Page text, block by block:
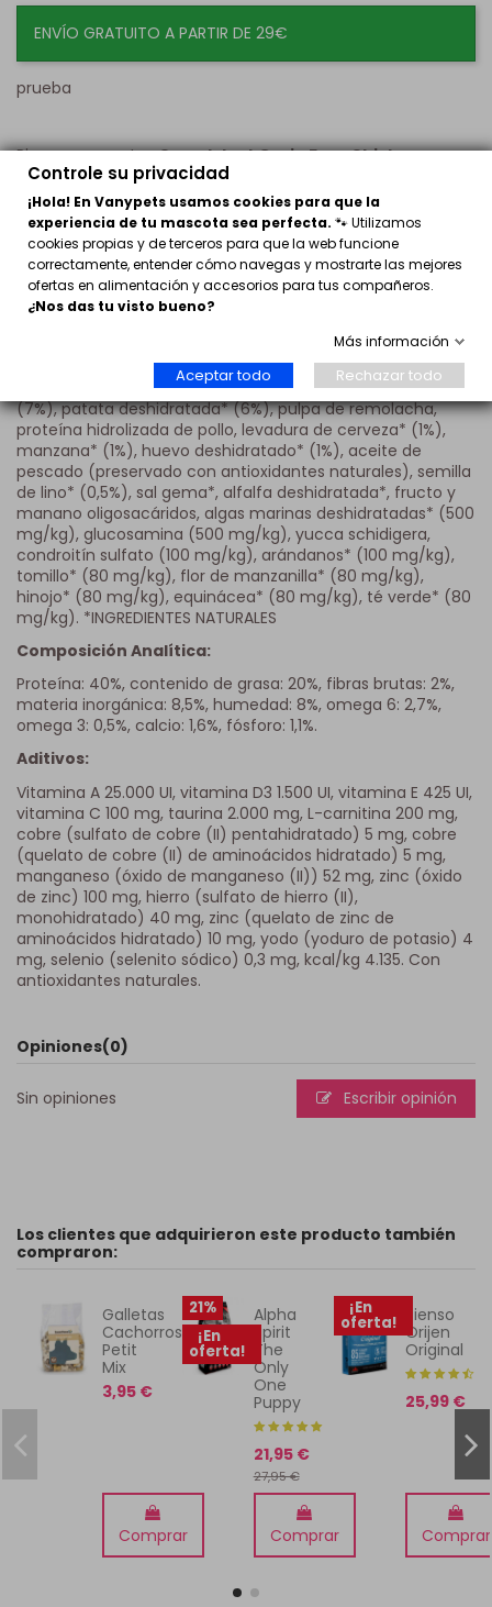
ENVÍO GRATUITO A PARTIR DE 29€
prueba
Pienso para gatosOwnat Just Grain Free Chicken,
Alimento completo destinado a gatos de todas las razas.
Con un alto nivel de proteínas, adecuado para el
organismo carnívoro del gato, su composición proporciona
todos los nutrientes necesarios para una alimentación
equilibrada.
Ingredientes:
extrusión), cerdo deshidratado (12%), guisantes enteros*
(12%), grasa avícola (preservada con antioxidantes
naturales), salmón hidrolizado (8%), raíces de mandioca*
(7%), patata deshidratada* (6%), pulpa de remolacha,
proteína hidrolizada de pollo, levadura de cerveza* (1%),
manzana* (1%), huevo deshidratado* (1%), aceite de
pescado (preservado con antioxidantes naturales), semilla
de lino* (0,5%), sal gema*, alfalfa deshidratada*, fructo y
manano oligosacáridos, algas marinas deshidratadas* (500
mg/kg), glucosamina (500 mg/kg), yucca schidigera,
condroitín sulfato (100 mg/kg), arándanos* (100 mg/kg),
tomillo* (80 mg/kg), flor de manzanilla* (80 mg/kg),
hinojo* (80 mg/kg), equinácea* (80 mg/kg), té verde* (80
mg/kg). *INGREDIENTES NATURALES
Composición Analítica:
Proteína: 40%, contenido de grasa: 20%, fibras brutas: 2%,
materia inorgánica: 8,5%, humedad: 8%, omega 6: 2,7%,
omega 3: 0,5%, calcio: 1,6%, fósforo: 1,1%.
Aditivos:
Vitamina A 25.000 UI, vitamina D3 1.500 UI, vitamina E 425 UI,
vitamina C 100 mg, taurina 2.000 mg, L-carnitina 200 mg,
cobre (sulfato de cobre (II) pentahidratado) 5 mg, cobre
(quelato de cobre (II) de aminoácidos hidratado) 5 mg,
manganeso (óxido de manganeso (II)) 52 mg, zinc (óxido
de zinc) 100 mg, hierro (sulfato de hierro (II),
monohidratado) 40 mg, zinc (quelato de zinc de
aminoácidos hidratado) 10 mg, yodo (yoduro de potasio) 4
mg, selenio (selenito sódico) 0,3 mg, kcal/kg 4.135. Con
antioxidantes naturales.
Opiniones(0)
Sin opiniones Escribir opinión
Los clientes que adquirieron este producto también
compraron:
Galletas
Cachorros
Petit
Mix
3,95 €
Comprar
21%
¡En
oferta!
Alpha
Spirit
The
Only
One
Puppy
21,95 €
27,95 €
Comprar
¡En
oferta!
Pienso
Orijen
Original
25,99 €
Comprar
Controle su privacidad
¡Hola! En Vanypets usamos cookies para que la
experiencia de tu mascota sea perfecta. 🐾 Utilizamos
cookies propias y de terceros para que la web funcione
correctamente, entender cómo navegas y mostrarte las mejores
ofertas en alimentación y accesorios para tus compañeros.
¿Nos das tu visto bueno?
Más información
Aceptar todo Rechazar todo